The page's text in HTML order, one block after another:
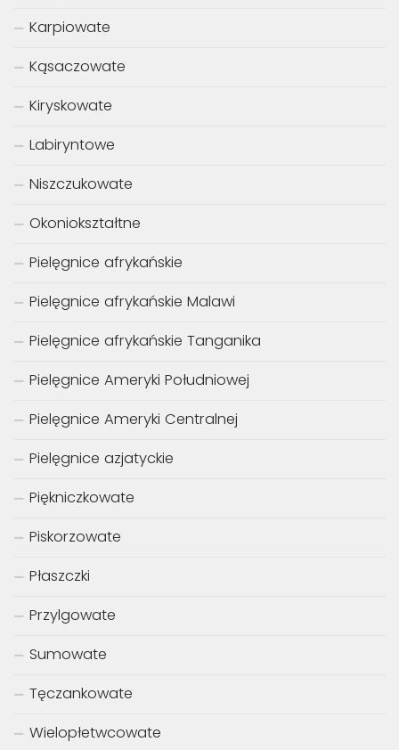
Karpiowate
Kąsaczowate
Kiryskowate
Labiryntowe
Niszczukowate
Okoniokształtne
Pielęgnice afrykańskie
Pielęgnice afrykańskie Malawi
Pielęgnice afrykańskie Tanganika
Pielęgnice Ameryki Południowej
Pielęgnice Ameryki Centralnej
Pielęgnice azjatyckie
Piękniczkowate
Piskorzowate
Płaszczki
Przylgowate
Sumowate
Tęczankowate
Wielopłetwcowate